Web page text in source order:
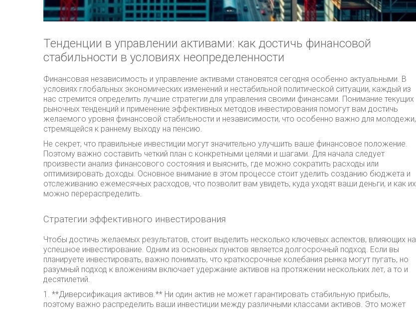
Тенденции в управлении активами: как достичь финансовой
стабильности в условиях неопределенности
Финансовая независимость и управление активами становятся сегодня особенно актуальными. В
условиях глобальных экономических изменений и нестабильной политической ситуации, каждый из
нас стремится определить лучшие стратегии для управления своими финансами. Понимание текущих
рыночных тенденций и применение эффективных методов инвестирования помогут вам достичь
желаемого уровня финансовой стабильности и независимости, что особенно важно для молодежи,
стремящейся к раннему выходу на пенсию.
Не секрет, что правильные инвестиции могут значительно улучшить ваше финансовое положение.
Поэтому важно составить четкий план с конкретными целями и шагами. Для начала следует
произвести анализ финансового состояния и выяснить, где можно сократить расходы или
оптимизировать доходы. Основное внимание в этом процессе стоит уделить созданию бюджета и
отслеживанию ежемесячных расходов, что позволит вам увидеть, куда уходят ваши деньги, и как их
можно перераспределить.
Стратегии эффективного инвестирования
Чтобы достичь желаемых результатов, стоит выделить несколько ключевых аспектов, влияющих на
успешное инвестирование. Одним из основных пунктов является долгосрочный подход. Если вы
планируете инвестировать, важно понимать, что краткосрочные колебания рынка могут пугать, но
разумный подход к вложениям включает удержание активов на протяжении нескольких лет, а то и
десятилетий.
1. **Диверсификация активов.** Ни один актив не может гарантировать стабильную прибыль,
поэтому важно распределить ваши инвестиции между различными классами активов. Это может